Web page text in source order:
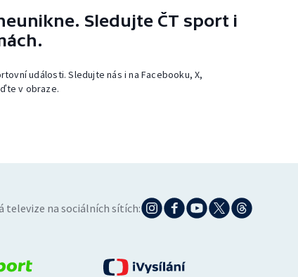
Sledujte ČT sport i
události. Sledujte nás i na Facebooku, X,
v obraze.
televize na sociálních sítích: